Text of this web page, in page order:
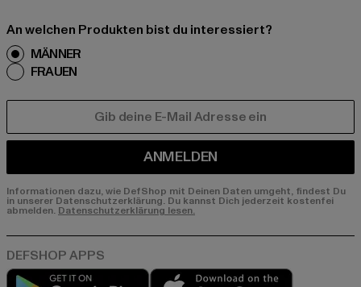
An welchen Produkten bist du interessiert?
MÄNNER
FRAUEN
ANMELDEN
Informationen dazu, wie DefShop mit Deinen Daten umgeht, findest Du
in unserer Datenschutzerklärung. Du kannst Dich jederzeit kostenfei
abmelden. Datenschutzerklärung lesen.
Play market